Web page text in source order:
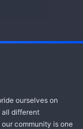
ourselves on
all different
community is one